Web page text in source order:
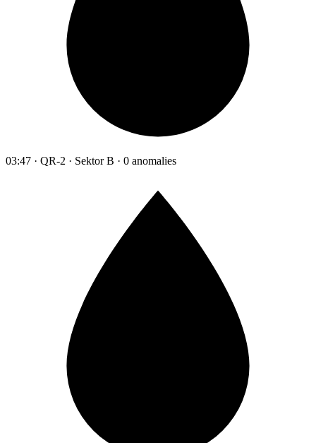
03:47 · QR-2 · Sektor B · 0 anomalies